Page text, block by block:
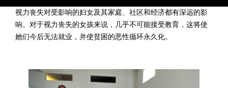
视力丧失对受影响的妇女及其家庭、社区和经济都有深远的影
响。对于视力丧失的女孩来说，几乎不可能接受教育，这将使
她们今后无法就业，并使贫困的恶性循环永久化。